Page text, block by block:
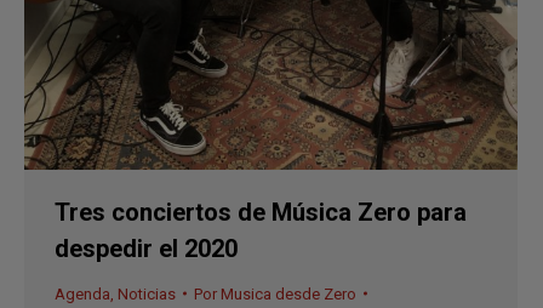
Tres conciertos de Música Zero para
despedir el 2020
Agenda Noticias Por Musica desde Zero